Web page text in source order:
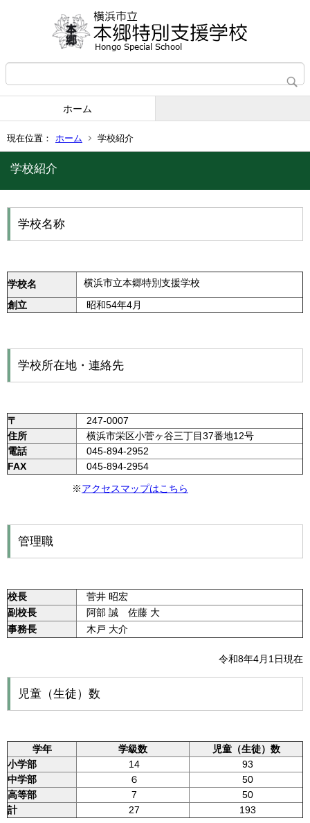
ホーム
現在位置： ホーム 学校紹介
学校紹介
学校名称
学校名
横浜市立本郷特別支援学校
創立
昭和54年4月
学校所在地・連絡先
〒
247-0007
住所
横浜市栄区小菅ヶ谷三丁目37番地12号
電話
045-894-2952
FAX
045-894-2954
※アクセスマップはこちら
管理職
校長
菅井 昭宏
副校長
阿部 誠 佐藤 大
事務長
木戸 大介
令和8年4月1日現在
児童（生徒）数
学年 学級数
児童（生徒）数
小学部
14
93
中学部
６
50
高等部
7
50
計
27 193